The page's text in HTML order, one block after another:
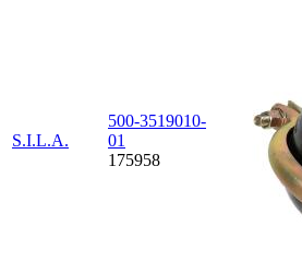
S.I.L.A.
500-3519010-
01
175958